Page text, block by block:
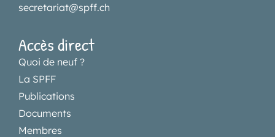
secretariat@spff.ch
Accès direct
Quoi de neuf ?
La SPFF
Publications
Documents
Membres